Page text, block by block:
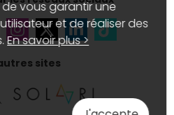
sites
de vous garantir une
et de réaliser des
En savoir plus >